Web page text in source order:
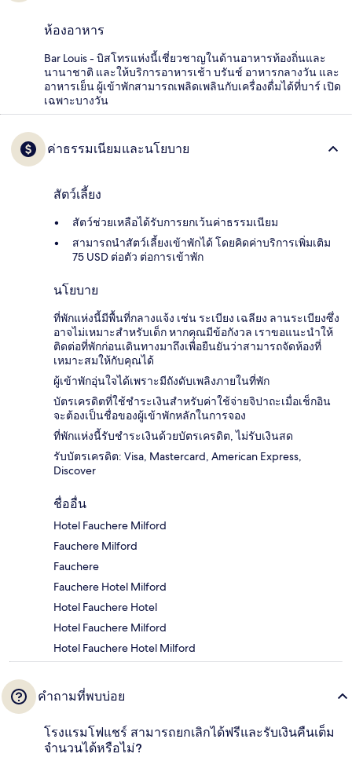
ห้องอาหาร
Bar Louis - บิสโทรแห่งนี้เชี่ยวชาญในด้านอาหารท้องถิ่นและ
นานาชาติ และให้บริการอาหารเช้า บรันช์ อาหารกลางวัน และ
อาหารเย็น ผู้เข้าพักสามารถเพลิดเพลินกับเครื่องดื่มได้ที่บาร์ เปิด
เฉพาะบางวัน
ค่าธรรมเนียมและนโยบาย
สัตว์เลี้ยง
สัตว์ช่วยเหลือได้รับการยกเว้นค่าธรรมเนียม
สามารถนำสัตว์เลี้ยงเข้าพักได้ โดยคิดค่าบริการเพิ่มเติม
75 USD ต่อตัว ต่อการเข้าพัก
นโยบาย
ที่พักแห่งนี้มีพื้นที่กลางแจ้ง เช่น ระเบียง เฉลียง ลานระเบียงซึ่ง
อาจไม่เหมาะสำหรับเด็ก หากคุณมีข้อกังวล เราขอแนะนำให้
ติดต่อที่พักก่อนเดินทางมาถึงเพื่อยืนยันว่าสามารถจัดห้องที่
เหมาะสมให้กับคุณได้
ผู้เข้าพักอุ่นใจได้เพราะมีถังดับเพลิงภายในที่พัก
บัตรเครดิตที่ใช้ชำระเงินสำหรับค่าใช้จ่ายจิปาถะเมื่อเช็กอิน
จะต้องเป็นชื่อของผู้เข้าพักหลักในการจอง
ที่พักแห่งนี้รับชำระเงินด้วยบัตรเครดิต, ไม่รับเงินสด
รับบัตรเครดิต: Visa, Mastercard, American Express,
Discover
ชื่ออื่น
Hotel Fauchere Milford
Fauchere Milford
Fauchere
Fauchere Hotel Milford
Hotel Fauchere Hotel
Hotel Fauchere Milford
Hotel Fauchere Hotel Milford
คำถามที่พบบ่อย
โรงแรมโฟแชร์ สามารถยกเลิกได้ฟรีและรับเงินคืนเต็ม
จำนวนได้หรือไม่?